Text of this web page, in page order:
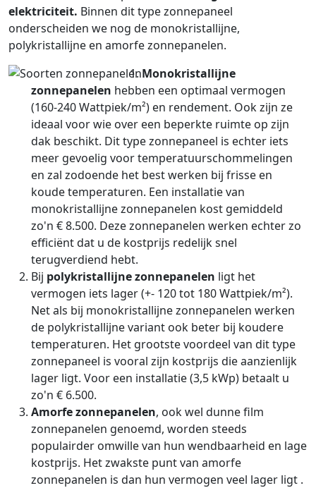
elektriciteit. Binnen dit type zonnepaneel
onderscheiden we nog de monokristallijne,
polykristallijne en amorfe zonnepanelen.
Monokristallijne
zonnepanelen hebben een optimaal vermogen
(160-240 Wattpiek/m²) en rendement. Ook zijn ze
ideaal voor wie over een beperkte ruimte op zijn
dak beschikt. Dit type zonnepaneel is echter iets
meer gevoelig voor temperatuurschommelingen
en zal zodoende het best werken bij frisse en
koude temperaturen. Een installatie van
monokristallijne zonnepanelen kost gemiddeld
zo'n € 8.500. Deze zonnepanelen werken echter zo
efficiënt dat u de kostprijs redelijk snel
terugverdiend hebt.
Bij polykristallijne zonnepanelen ligt het
vermogen iets lager (+- 120 tot 180 Wattpiek/m²).
Net als bij monokristallijne zonnepanelen werken
de polykristallijne variant ook beter bij koudere
temperaturen. Het grootste voordeel van dit type
zonnepaneel is vooral zijn kostprijs die aanzienlijk
lager ligt. Voor een installatie (3,5 kWp) betaalt u
zo'n € 6.500.
Amorfe zonnepanelen, ook wel dunne film
zonnepanelen genoemd, worden steeds
populairder omwille van hun wendbaarheid en lage
kostprijs. Het zwakste punt van amorfe
zonnepanelen is dan hun vermogen veel lager ligt .